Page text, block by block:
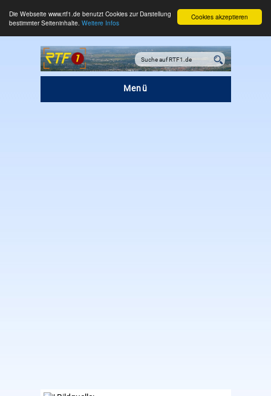
Cookies akzeptieren
Die Webseite www.rtf1.de benutzt Cookies zur Darstellung
bestimmter Seiteninhalte. Weitere Infos
Menü